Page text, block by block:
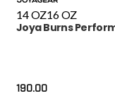
14 OZ16 OZ
Joya Burns
190.00